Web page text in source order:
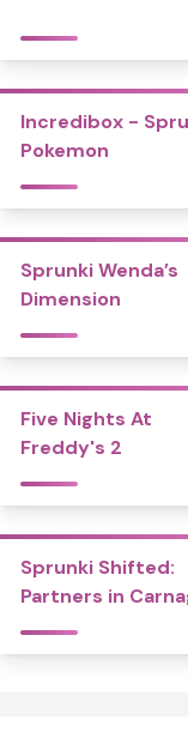
Incredibox -
Pokemon
Sprunki Wenda’s
Dimension
Five Nights At
Freddy's 2
Sprunki Shifted:
Partners in